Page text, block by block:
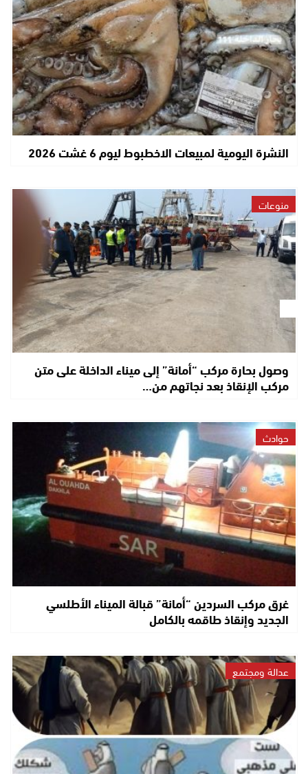
النشرة اليومية لمبيعات الاخطبوط ليوم 6 غشت 2026
منوعات
وصول بحارة مركب “أمانة” إلى ميناء الداخلة على متن
مركب الإنقاذ بعد نجاتهم من…
حوادث
غرق مركب السردين “أمانة” قبالة الميناء الأطلسي
الجديد وإنقاذ طاقمه بالكامل
عدالة ومجتمع